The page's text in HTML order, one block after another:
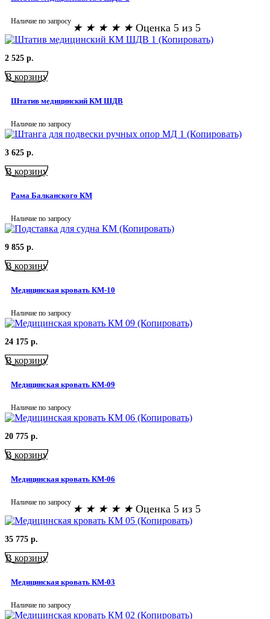
Наличие по запросу
★ ★ ★ ★ ★ Оценка 5 из 5
2 525 р.
В корзину
Штатив медицинский КМ ШДВ
Наличие по запросу
3 625 р.
В корзину
Рама Балканского КМ
Наличие по запросу
9 855 р.
В корзину
Медицинская кровать КМ-10
Наличие по запросу
24 175 р.
В корзину
Медицинская кровать КМ-09
Наличие по запросу
20 775 р.
В корзину
Медицинская кровать КМ-06
Наличие по запросу
★ ★ ★ ★ ★ Оценка 5 из 5
35 775 р.
В корзину
Медицинская кровать КМ-03
Наличие по запросу